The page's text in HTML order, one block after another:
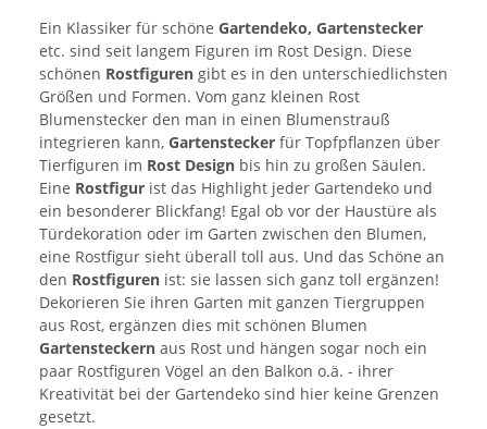
Ein Klassiker für schöne Gartendeko, Gartenstecker
etc. sind seit langem Figuren im Rost Design. Diese
schönen Rostfiguren gibt es in den unterschiedlichsten
Größen und Formen. Vom ganz kleinen Rost
Blumenstecker den man in einen Blumenstrauß
integrieren kann, Gartenstecker für Topfpflanzen über
Tierfiguren im Rost Design bis hin zu großen Säulen.
Eine Rostfigur ist das Highlight jeder Gartendeko und
ein besonderer Blickfang! Egal ob vor der Haustüre als
Türdekoration oder im Garten zwischen den Blumen,
eine Rostfigur sieht überall toll aus. Und das Schöne an
den Rostfiguren ist: sie lassen sich ganz toll ergänzen!
Dekorieren Sie ihren Garten mit ganzen Tiergruppen
aus Rost, ergänzen dies mit schönen Blumen
Gartensteckern aus Rost und hängen sogar noch ein
paar Rostfiguren Vögel an den Balkon o.ä. - ihrer
Kreativität bei der Gartendeko sind hier keine Grenzen
gesetzt.